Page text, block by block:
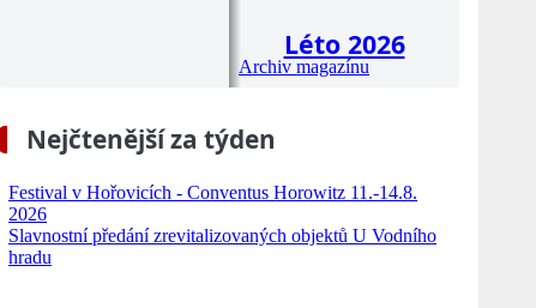
Léto 2026
Archiv magazínu
Nejčtenější za týden
Festival v Hořovicích - Conventus Horowitz 11.-14.8.
2026
Slavnostní předání zrevitalizovaných objektů U Vodního
hradu